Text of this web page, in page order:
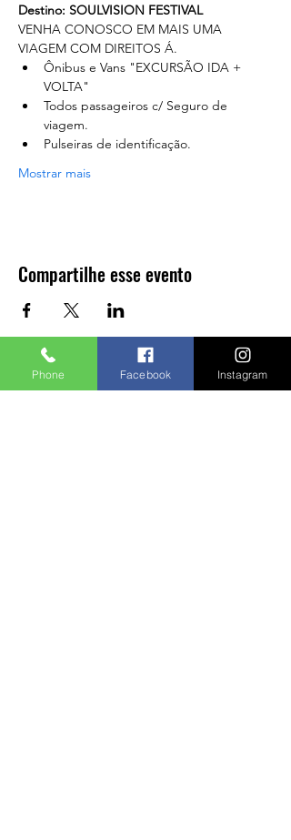
Destino: SOULVISION FESTIVAL
VENHA CONOSCO EM MAIS UMA
VIAGEM COM DIREITOS Á.
Ônibus e Vans "EXCURSÃO IDA +
VOLTA"
Todos passageiros c/ Seguro de
viagem.
Pulseiras de identificação.
Mostrar mais
Compartilhe esse evento
A agência fica localizada em:
Phone Facebook Instagram